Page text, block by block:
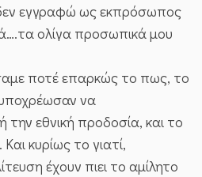
εγγραφώ ως εκπρόσωπος
ολίγα προσωπικά μου
ποτέ επαρκώς το πως, το
υποχρέωσαν να
εθνική προδοσία, και το
κυρίως το γιατί,
έχουν πιει το αμίλητο